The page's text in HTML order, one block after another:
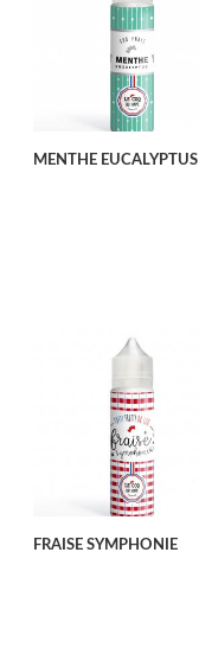
MENTHE EUCALYPTUS
FRAISE SYMPHONIE